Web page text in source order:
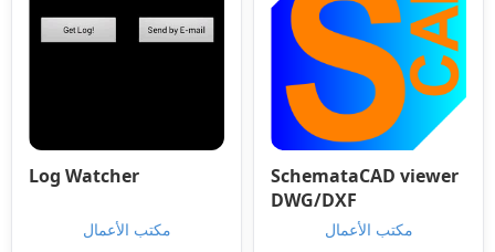
Log Watcher
مكتب الأعمال
SchemataCAD viewer
DWG/DXF
مكتب الأعمال